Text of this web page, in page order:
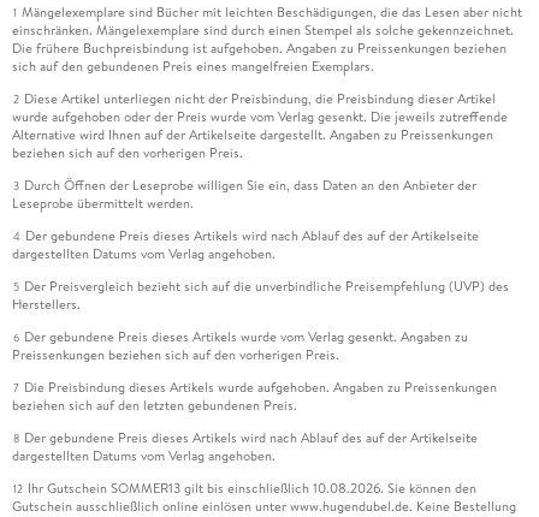
1 Mängelexemplare sind Bücher mit leichten Beschädigungen, die das Lesen aber nicht
einschränken. Mängelexemplare sind durch einen Stempel als solche gekennzeichnet.
Die frühere Buchpreisbindung ist aufgehoben. Angaben zu Preissenkungen beziehen
sich auf den gebundenen Preis eines mangelfreien Exemplars.
2 Diese Artikel unterliegen nicht der Preisbindung, die Preisbindung dieser Artikel
wurde aufgehoben oder der Preis wurde vom Verlag gesenkt. Die jeweils zutreffende
Alternative wird Ihnen auf der Artikelseite dargestellt. Angaben zu Preissenkungen
beziehen sich auf den vorherigen Preis.
3 Durch Öffnen der Leseprobe willigen Sie ein, dass Daten an den Anbieter der
Leseprobe übermittelt werden.
4 Der gebundene Preis dieses Artikels wird nach Ablauf des auf der Artikelseite
dargestellten Datums vom Verlag angehoben.
5 Der Preisvergleich bezieht sich auf die unverbindliche Preisempfehlung (UVP) des
Herstellers.
6 Der gebundene Preis dieses Artikels wurde vom Verlag gesenkt. Angaben zu
Preissenkungen beziehen sich auf den vorherigen Preis.
7 Die Preisbindung dieses Artikels wurde aufgehoben. Angaben zu Preissenkungen
beziehen sich auf den letzten gebundenen Preis.
8 Der gebundene Preis dieses Artikels wird nach Ablauf des auf der Artikelseite
dargestellten Datums vom Verlag angehoben.
12 Ihr Gutschein SOMMER13 gilt bis einschließlich 10.08.2026. Sie können den
Gutschein ausschließlich online einlösen unter www.hugendubel.de. Keine Bestellung